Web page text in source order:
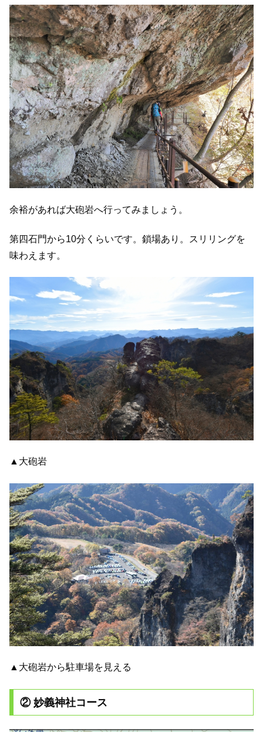
余裕があれば大砲岩へ行ってみましょう。
第四石門から10分くらいです。鎖場あり。スリリングを
味わえます。
▲大砲岩
▲大砲岩から駐車場を見える
② 妙義神社コース